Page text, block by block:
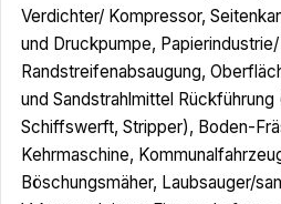
Verdichter/ Kompressor,
und Druckpumpe,
Randstreifenabsaugung,
und Sandstrahlmittel Rückführung
Schiffswerft, Stripper), Boden-
Kehrmaschine,
Böschungsmäher, Laubsauger/